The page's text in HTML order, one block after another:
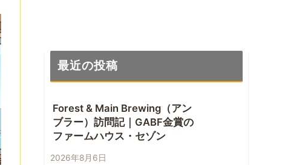
最近の投稿
Forest & Main Brewing（アン
ブラー）訪問記｜GABF金賞の
ファームハウス・セゾン
2026年8月6日